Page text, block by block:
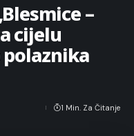
–
cijelu
1 Min. Za Čitanje